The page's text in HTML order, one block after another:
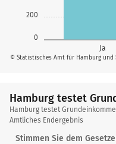
0
200
Ja
© Statistisches Amt für Hamburg und
Hamburg testet
Hamburg
testet
Grundeinkommen
Hamburg testet
Amtliches Endergebnis
Stimmen Sie dem